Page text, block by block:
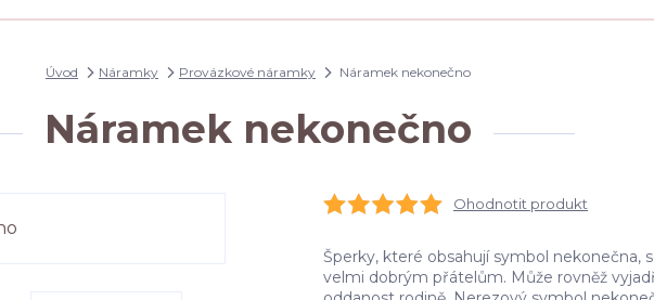
Úvod Náramky Provázkové náramky Náramek nekonečno
Náramek nekonečno
Ohodnotit produkt
Šperky, které obsahují symbol nekonečna,
velmi dobrým přátelům. Může rovněž